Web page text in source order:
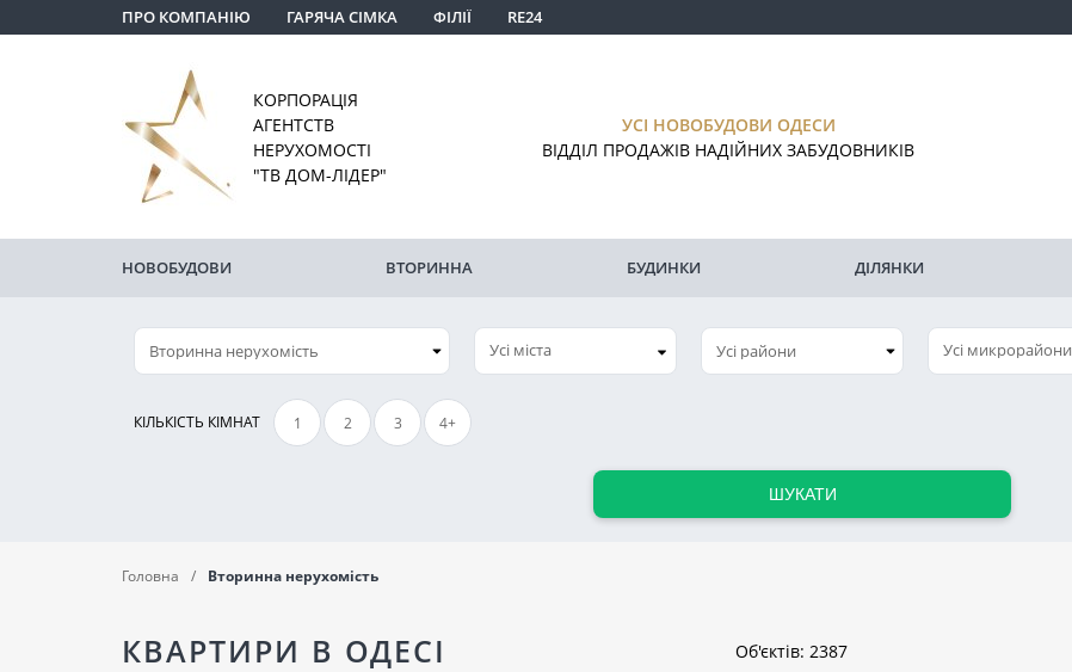
ПРО КОМПАНІЮ ГАРЯЧА СІМКА ФІЛІЇ RE24
КОРПОРАЦІЯ
АГЕНТСТВ
НЕРУХОМОСТІ
"ТВ ДОМ-ЛІДЕР"
УСІ НОВОБУДОВИ ОДЕСИ
ВІДДІЛ ПРОДАЖІВ НАДІЙНИХ ЗАБУДОВНИКІВ
НОВОБУДОВИ ВТОРИННА БУДИНКИ ДІЛЯНКИ
Усі міста Усі микрорайони
КІЛЬКІСТЬ КІМНАТ 1 2 3 4+
ШУКАТИ
Головна Вторинна нерухомість
КВАРТИРИ В ОДЕСІ Об'єктів: 2387